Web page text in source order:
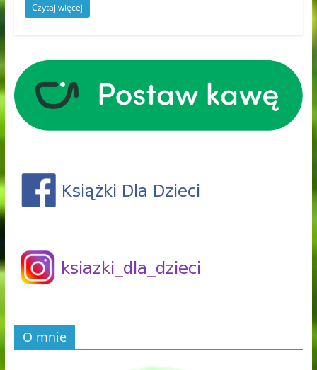
Czytaj więcej
O mnie